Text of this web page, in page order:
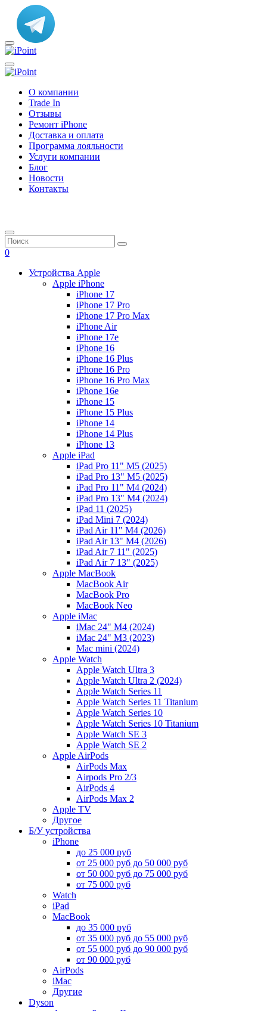
О компании
Trade In
Отзывы
Ремонт iPhone
Доставка и оплата
Программа лояльности
Услуги компании
Блог
Новости
Контакты
0
Устройства Apple
Apple iPhone
iPhone 17
iPhone 17 Pro
iPhone 17 Pro Max
iPhone Air
iPhone 17e
iPhone 16
iPhone 16 Plus
iPhone 16 Pro
iPhone 16 Pro Max
iPhone 16e
iPhone 15
iPhone 15 Plus
iPhone 14
iPhone 14 Plus
iPhone 13
Apple iPad
iPad Pro 11" M5 (2025)
iPad Pro 13" M5 (2025)
iPad Pro 11" M4 (2024)
iPad Pro 13" M4 (2024)
iPad 11 (2025)
iPad Mini 7 (2024)
iPad Air 11" M4 (2026)
iPad Air 13" M4 (2026)
iPad Air 7 11" (2025)
iPad Air 7 13" (2025)
Apple MacBook
MacBook Air
MacBook Pro
MacBook Neo
Apple iMac
iMac 24" M4 (2024)
iMac 24" M3 (2023)
Mac mini (2024)
Apple Watch
Apple Watch Ultra 3
Apple Watch Ultra 2 (2024)
Apple Watch Series 11
Apple Watch Series 11 Titanium
Apple Watch Series 10
Apple Watch Series 10 Titanium
Apple Watch SE 3
Apple Watch SE 2
Apple AirPods
AirPods Max
Airpods Pro 2/3
AirPods 4
AirPods Max 2
Apple TV
Другое
Б/У устройства
iPhone
до 25 000 руб
от 25 000 руб до 50 000 руб
от 50 000 руб до 75 000 руб
от 75 000 руб
Watch
iPad
MacBook
до 35 000 руб
от 35 000 руб до 55 000 руб
от 55 000 руб до 90 000 руб
от 90 000 руб
AirPods
iMac
Другие
Dyson